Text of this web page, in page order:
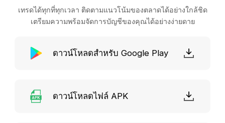
เทรดได้ทุกที่ทุกเวลา ติดตามแนวโน้มของตลาดได้อย่างใกล้ชิด
เตรียมความพร้อมจัดการบัญชีของคุณได้อย่างง่ายดาย
ดาวน์โหลดสำหรับ Google Play
ดาวน์โหลดไฟล์ APK